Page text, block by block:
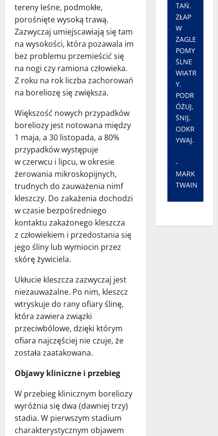
tereny leśne, podmokłe,
porośnięte wysoką trawą.
Zazwyczaj umiejscawiają się tam
na wysokości, która pozawala im
bez problemu przemieścić się
na nogi czy ramiona człowieka.
Z roku na rok liczba zachorowań
na boreliozę się zwiększa.
Większość nowych przypadków
boreliozy jest notowana między
1 maja, a 30 listopada, a 80%
przypadków występuje
w czerwcu i lipcu, w okresie
żerowania mikroskopijnych,
trudnych do zauważenia nimf
kleszczy. Do zakażenia dochodzi
w czasie bezpośredniego
kontaktu zakażonego kleszcza
z człowiekiem i przedostania się
jego śliny lub wymiocin przez
skórę żywiciela.
Ukłucie kleszcza zazwyczaj jest
niezauważalne. Po nim, kleszcz
wtryskuje do rany ofiary ślinę,
która zawiera związki
przeciwbólowe, dzięki którym
ofiara najczęściej nie czuje, że
została zaatakowana.
Objawy kliniczne i przebieg
W przebieg klinicznym boreliozy
wyróżnia się dwa (dawniej trzy)
stadia. W pierwszym stadium
charakterystycznym objawem
TAŃ.
ZŁAP
W
ŻAGLE
POMY
ŚLNE
WIATR
Y.
PODR
ÓŻUJ,
ŚNIJ,
ODKR
YWAJ.
-
MARK
TWAIN